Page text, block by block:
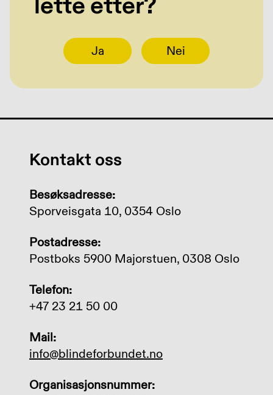
lette etter?
Ja Nei
Kontakt oss
Besøksadresse:
Sporveisgata 10, 0354 Oslo
Postadresse:
Postboks 5900 Majorstuen, 0308 Oslo
Telefon:
+47 23 21 50 00
Mail:
info@blindeforbundet.no
Organisasjonsnummer: